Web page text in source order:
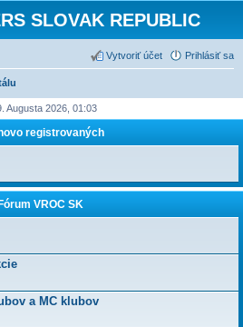
SLOVAK REPUBLIC
Prihlásiť sa
Vytvoriť účet
Augusta 2026, 01:03
registrovaných
Fórum VROC SK
a MC klubov